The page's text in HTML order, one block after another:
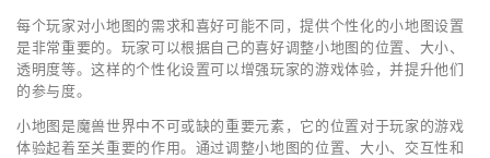
每个玩家对小地图的需求和喜好可能不同，提供个性化的小地图设置
是非常重要的。玩家可以根据自己的喜好调整小地图的位置、大小、
透明度等。这样的个性化设置可以增强玩家的游戏体验，并提升他们
的参与度。
小地图是魔兽世界中不可或缺的重要元素，它的位置对于玩家的游戏
体验起着至关重要的作用。通过调整小地图的位置、大小、交互性和